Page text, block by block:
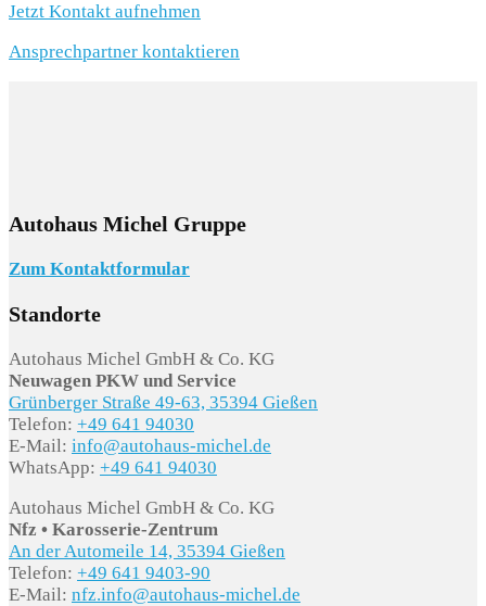
Jetzt Kontakt aufnehmen
Ansprechpartner kontaktieren
Autohaus Michel Gruppe
Zum Kontaktformular
Standorte
Autohaus Michel GmbH & Co. KG
Neuwagen PKW und Service
Grünberger Straße 49-63, 35394 Gießen
Telefon: +49 641 94030
E-Mail: info@autohaus-michel.de
WhatsApp: +49 641 94030
Autohaus Michel GmbH & Co. KG
Nfz • Karosserie-Zentrum
An der Automeile 14, 35394 Gießen
Telefon: +49 641 9403-90
E-Mail: nfz.info@autohaus-michel.de